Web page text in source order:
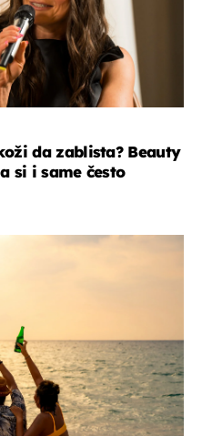
da zablista? Beauty
si i same često